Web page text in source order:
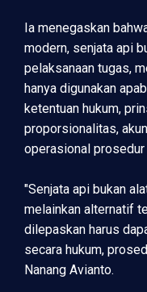
Ia menegaskan
modern, senjata api
pelaksanaan tugas,
hanya digunakan
ketentuan hukum,
proporsionalitas,
operasional prosedur
"Senjata api bukan
melainkan alternatif
dilepaskan harus
secara hukum,
Nanang Avianto.